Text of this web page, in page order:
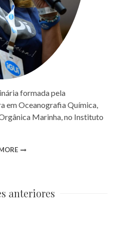
formada pela
em Oceanografia Química,
Marinha, no Instituto
anteriores